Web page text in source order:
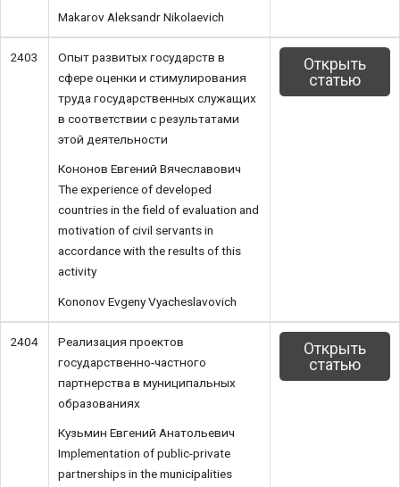
Makarov Aleksandr Nikolaevich
2403
Опыт развитых государств в
сфере оценки и стимулирования
труда государственных служащих
в соответствии с результатами
этой деятельности
Кононов Евгений Вячеславович
The experience of developed
countries in the field of evaluation and
motivation of civil servants in
accordance with the results of this
activity
Kononov Evgeny Vyacheslavovich
Открыть
статью
2404
Реализация проектов
государственно-частного
партнерства в муниципальных
образованиях
Кузьмин Евгений Анатольевич
Implementation of public-private
partnerships in the municipalities
Открыть
статью